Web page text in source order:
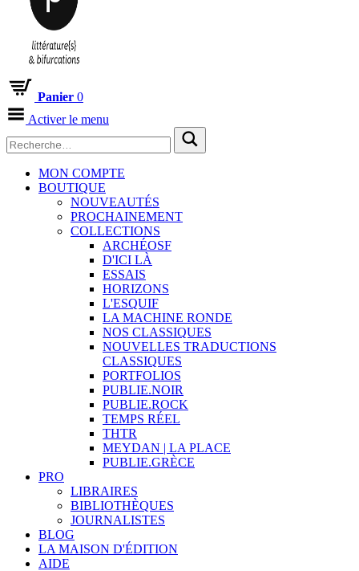
Panier 0
Activer le menu
MON COMPTE
BOUTIQUE
NOUVEAUTÉS
PROCHAINEMENT
COLLECTIONS
ARCHÉOSF
D'ICI LÀ
ESSAIS
HORIZONS
L'ESQUIF
LA MACHINE RONDE
NOS CLASSIQUES
NOUVELLES TRADUCTIONS
CLASSIQUES
PORTFOLIOS
PUBLIE.NOIR
PUBLIE.ROCK
TEMPS RÉEL
THTR
MEYDAN | LA PLACE
PUBLIE.GRÈCE
PRO
LIBRAIRES
BIBLIOTHÈQUES
JOURNALISTES
BLOG
LA MAISON D'ÉDITION
AIDE